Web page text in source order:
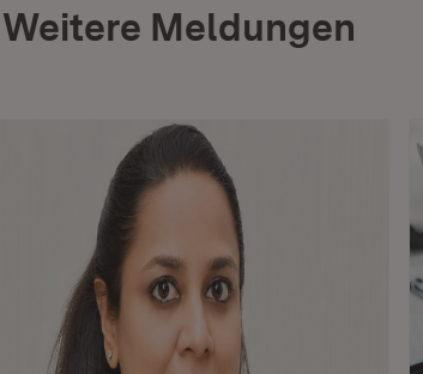
Weitere Meldungen